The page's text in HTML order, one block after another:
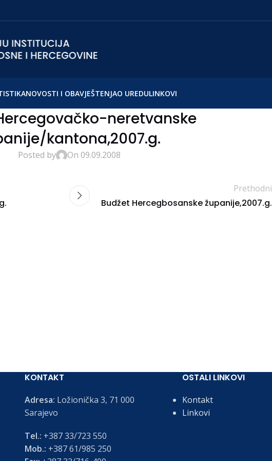
NOVOSTI I OBAVJEŠTENJAO UREDULINKOVI
neretvanske
kantona,2007.g.
Posted by On 09.09.2008
Prethodni
Budžet Hercegbosanske županije,2007.g.
KONTAKT
Adresa: Ložionička 3, 71 000
Sarajevo
Tel.: +387 33/723 550
Mob.: +387 61/985 250
OSTALI LINKOVI
Kontakt
Linkovi